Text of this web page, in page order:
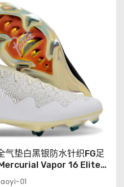
气垫白黑银防水针织FG足
Vapor 16 Elite
01